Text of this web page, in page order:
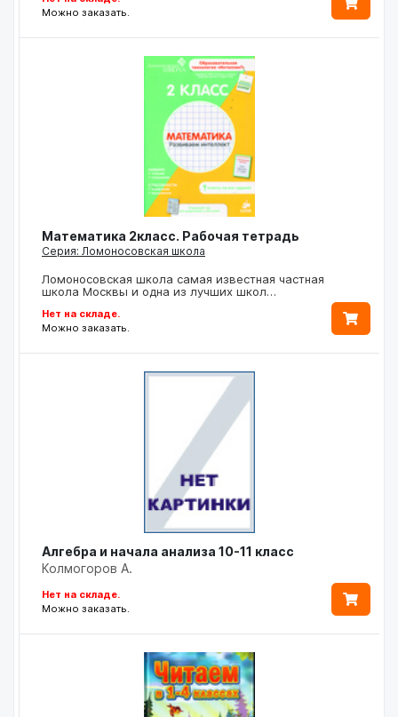
Можно заказать.
Математика 2класс. Рабочая тетрадь
Серия: Ломоносовская школа
Ломоносовская школа самая известная частная
школа Москвы и одна из лучших школ…
Нет на складе.
Можно заказать.
Алгебра и начала анализа 10-11 класс
Колмогоров А.
Нет на складе.
Можно заказать.